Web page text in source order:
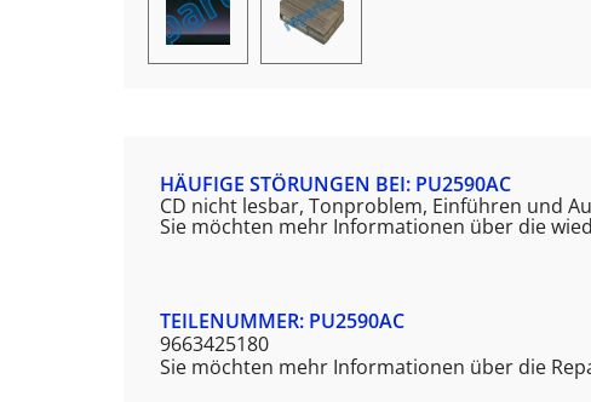
HÄUFIGE STÖRUNGEN BEI: PU2590AC
CD nicht lesbar, Tonproblem, Einführen und
Sie möchten mehr Informationen über die
TEILENUMMER: PU2590AC
9663425180
Sie möchten mehr Informationen über die